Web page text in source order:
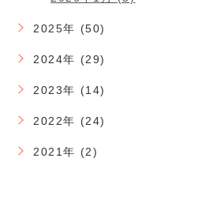
2025年 (50)
2024年 (29)
2023年 (14)
2022年 (24)
2021年 (2)